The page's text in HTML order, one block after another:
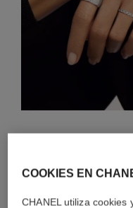
características
COOKIES EN
CHANEL utiliza cookies